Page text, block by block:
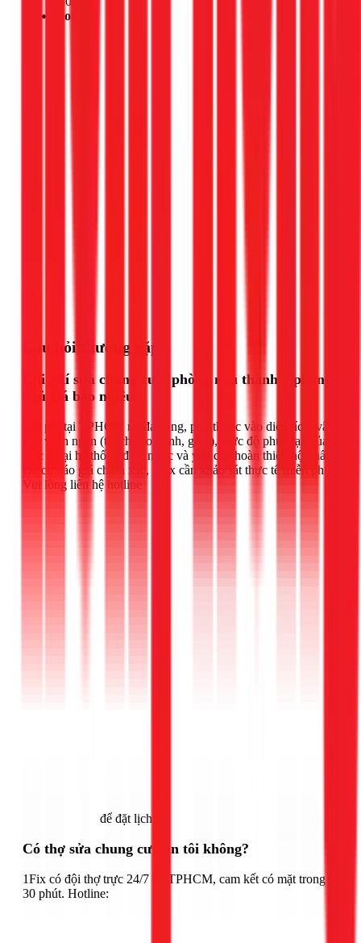
Hotline:
Câu hỏi thường gặp
Chi phí sửa chung cư 1 phòng ngủ thành 2 phòng
ngủ giá bao nhiêu?
Chi phí tại TPHCM rất đa dạng, phụ thuộc vào diện tích, vật
liệu vách ngăn (thạch cao, kính, gỗ...), mức độ phức tạp của
việc đi lại hệ thống điện nước và yêu cầu hoàn thiện nội thất.
Để có báo giá chính xác, 1Fix cần khảo sát thực tế miễn phí.
Vui lòng liên hệ hotline
để đặt lịch.
Có thợ sửa chung cư gần tôi không?
1Fix có đội thợ trực 24/7 tại TPHCM, cam kết có mặt trong
30 phút. Hotline: